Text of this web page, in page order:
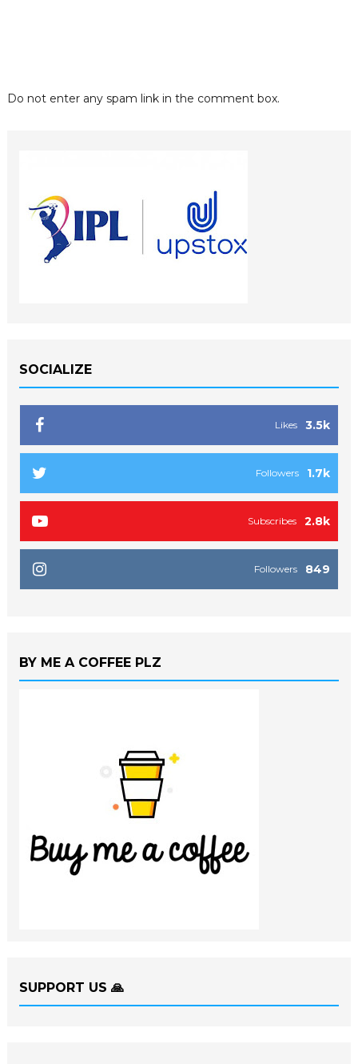
Do not enter any spam link in the comment box.
SOCIALIZE
3.5k
Likes
1.7k
Followers
2.8k
Subscribes
849
Followers
BY ME A COFFEE PLZ
SUPPORT US 🙏